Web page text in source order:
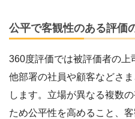
公平で客観性のある評価
360度評価では被評価者の上
他部署の社員や顧客などさ
します。立場が異なる複数
ため公平性を高めること、